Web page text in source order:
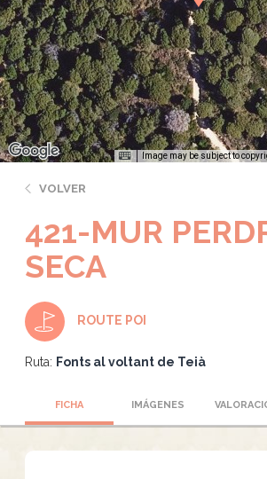
Image may be subject to
VOLVER
421-MUR
SECA
ROUTE POI
Ruta: Fonts al voltant de Teià
FICHA IMÁGENES